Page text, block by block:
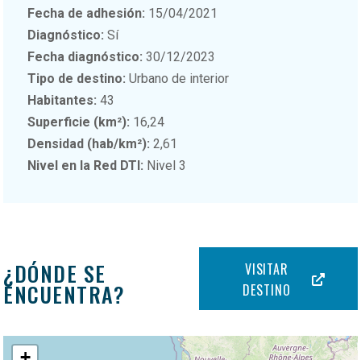
Fecha de adhesión: 15/04/2021
Diagnóstico: Sí
Fecha diagnóstico: 30/12/2023
Tipo de destino: Urbano de interior
Habitantes: 43
Superficie (km²): 16,24
Densidad (hab/km²): 2,61
Nivel en la Red DTI: Nivel 3
¿DÓNDE SE
ENCUENTRA?
VISITAR
DESTINO